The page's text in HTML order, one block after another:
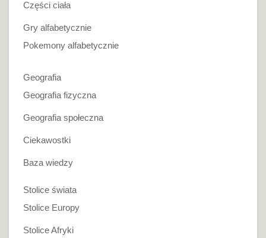
Części ciała
Gry alfabetycznie
Pokemony alfabetycznie
Geografia
Geografia fizyczna
Geografia społeczna
Ciekawostki
Baza wiedzy
Stolice świata
Stolice Europy
Stolice Afryki